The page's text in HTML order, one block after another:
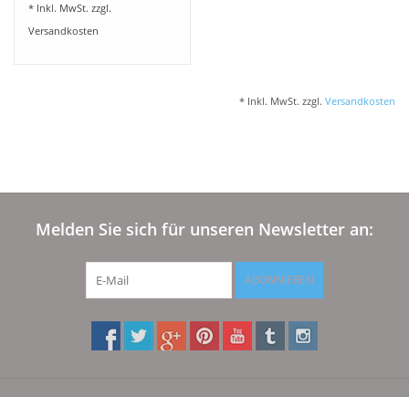
* Inkl. MwSt. zzgl.
Versandkosten
* Inkl. MwSt. zzgl. Versandkosten
Melden Sie sich für unseren Newsletter an:
ABONNIEREN